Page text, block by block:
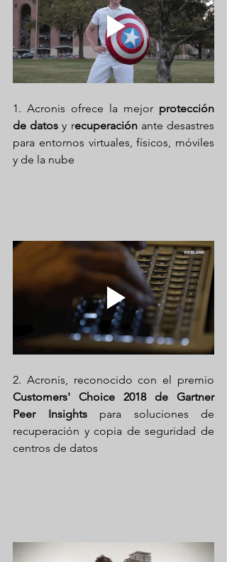
1. Acronis ofrece la mejor protección
de datos y recuperación ante desastres
para entornos virtuales, físicos, móviles
y de la nube
Customers' Choice 2018 de Gartner
Peer Insights para soluciones de
recuperación y copia de seguridad de
centros de datos